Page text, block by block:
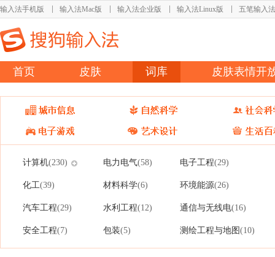
输入法手机版 输入法Mac版 输入法企业版 输入法Linux版 五笔输入法
首页 皮肤 词库 皮肤表情开
计算机(230) 电力电气(58) 电子工程(29)
化工(39) 材料科学(6) 环境能源(26)
汽车工程(29) 水利工程(12) 通信与无线电(16)
安全工程(7) 包装(5) 测绘工程与地图(10)